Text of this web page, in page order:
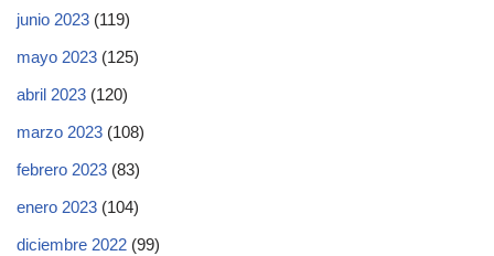
junio 2023 (119)
mayo 2023 (125)
abril 2023 (120)
marzo 2023 (108)
febrero 2023 (83)
enero 2023 (104)
diciembre 2022 (99)